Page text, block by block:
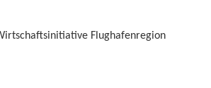
Flughafenregion